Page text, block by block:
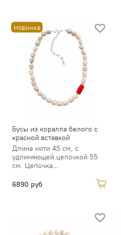
Новинка
Бусы из коралла белого с
красной вставкой
Длина нити 45 см, с
удлиняющей цепочкой 55
см. Цепочка...
6890 руб